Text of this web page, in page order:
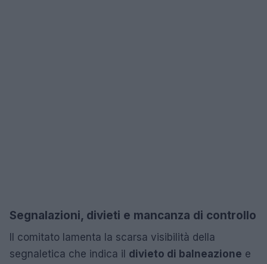
Segnalazioni, divieti e mancanza di controllo
Il comitato lamenta la scarsa visibilità della
segnaletica che indica il divieto di balneazione e